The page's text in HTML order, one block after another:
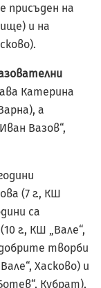
присъден на
и на
Катерина
а
Вазов“,
(7 г., КШ
са
г., КШ „Вале“,
творби
Хасково) и
Кубрат),